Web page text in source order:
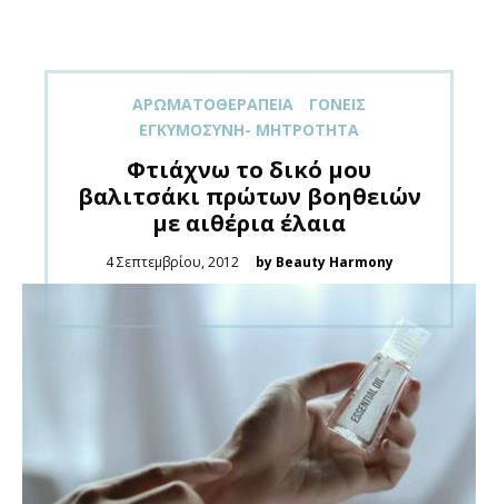
ΑΡΩΜΑΤΟΘΕΡΑΠΕΊΑ
ΓΟΝΕΊΣ
ΕΓΚΥΜΟΣΎΝΗ- ΜΗΤΡΌΤΗΤΑ
Φτιάχνω το δικό μου
βαλιτσάκι πρώτων βοηθειών
με αιθέρια έλαια
Posted
4 Σεπτεμβρίου, 2012 by Beauty Harmony